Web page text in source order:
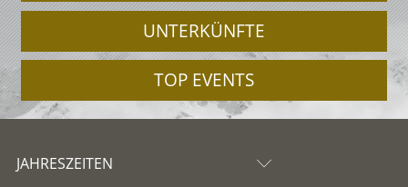
UNTERKÜNFTE
TOP EVENTS
JAHRESZEITEN